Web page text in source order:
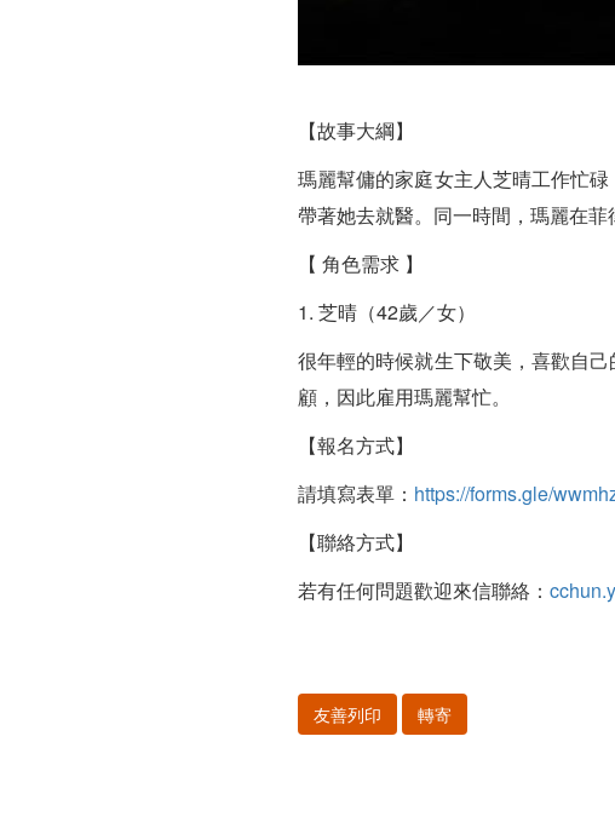
【故事大綱】
瑪麗幫傭的家庭女主人芝晴工作忙
帶著她去就醫。同一時間，瑪麗在
【 角色需求 】
1. 芝晴（42歲／女）
很年輕的時候就生下敬美，喜歡自
顧，因此雇用瑪麗幫忙。
【報名方式】
請填寫表單： https://forms.gle/
【聯絡方式】
若有任何問題歡迎來信聯絡：
友善列印 轉寄